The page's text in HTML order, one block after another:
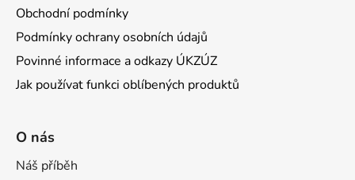
Obchodní podmínky
Podmínky ochrany osobních údajů
Povinné informace a odkazy ÚKZÚZ
Jak používat funkci oblíbených produktů
O nás
Náš příběh